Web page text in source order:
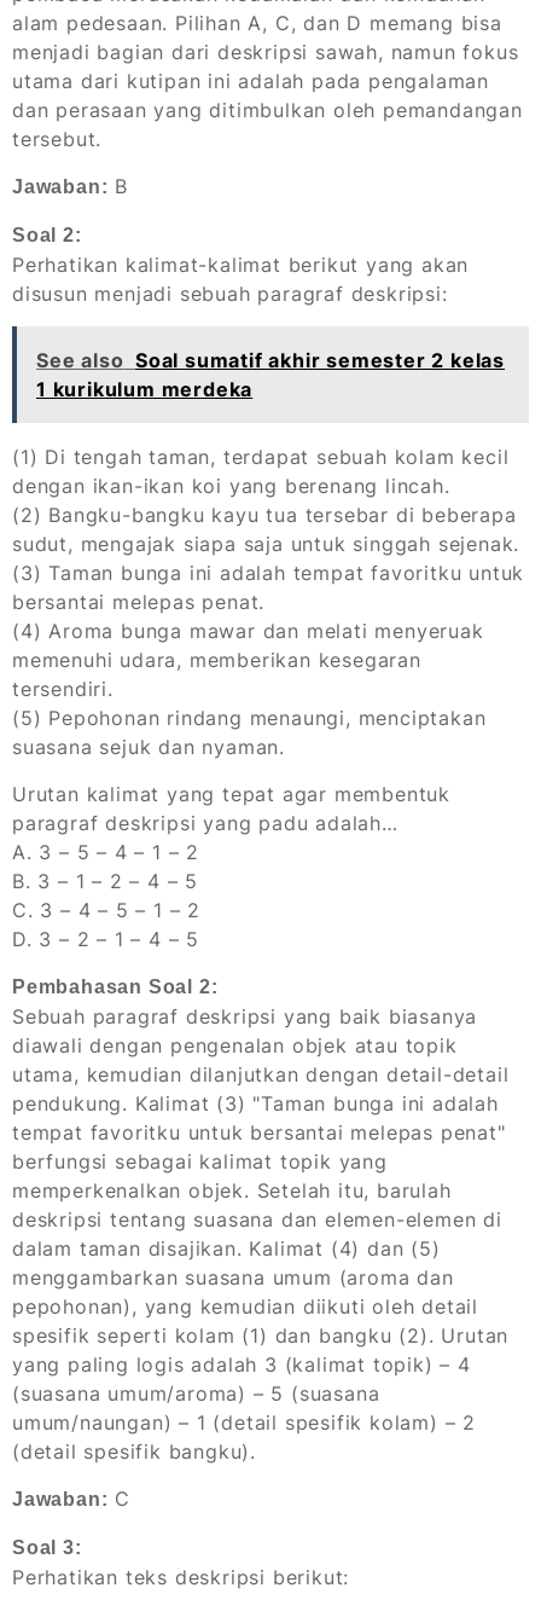
alam pedesaan. Pilihan A, C, dan D memang bisa
menjadi bagian dari deskripsi sawah, namun fokus
utama dari kutipan ini adalah pada pengalaman
dan perasaan yang ditimbulkan oleh pemandangan
tersebut.
Jawaban: B
Soal 2:
Perhatikan kalimat-kalimat berikut yang akan
disusun menjadi sebuah paragraf deskripsi:
See also Soal sumatif akhir semester 2 kelas
1 kurikulum merdeka
(1) Di tengah taman, terdapat sebuah kolam kecil
dengan ikan-ikan koi yang berenang lincah.
(2) Bangku-bangku kayu tua tersebar di beberapa
sudut, mengajak siapa saja untuk singgah sejenak.
(3) Taman bunga ini adalah tempat favoritku untuk
bersantai melepas penat.
(4) Aroma bunga mawar dan melati menyeruak
memenuhi udara, memberikan kesegaran
tersendiri.
(5) Pepohonan rindang menaungi, menciptakan
suasana sejuk dan nyaman.
Urutan kalimat yang tepat agar membentuk
paragraf deskripsi yang padu adalah…
A. 3 – 5 – 4 – 1 – 2
B. 3 – 1 – 2 – 4 – 5
C. 3 – 4 – 5 – 1 – 2
D. 3 – 2 – 1 – 4 – 5
Pembahasan Soal 2:
Sebuah paragraf deskripsi yang baik biasanya
diawali dengan pengenalan objek atau topik
utama, kemudian dilanjutkan dengan detail-detail
pendukung. Kalimat (3) "Taman bunga ini adalah
tempat favoritku untuk bersantai melepas penat"
berfungsi sebagai kalimat topik yang
memperkenalkan objek. Setelah itu, barulah
deskripsi tentang suasana dan elemen-elemen di
dalam taman disajikan. Kalimat (4) dan (5)
menggambarkan suasana umum (aroma dan
pepohonan), yang kemudian diikuti oleh detail
spesifik seperti kolam (1) dan bangku (2). Urutan
yang paling logis adalah 3 (kalimat topik) – 4
(suasana umum/aroma) – 5 (suasana
umum/naungan) – 1 (detail spesifik kolam) – 2
(detail spesifik bangku).
Jawaban: C
Soal 3:
Perhatikan teks deskripsi berikut: